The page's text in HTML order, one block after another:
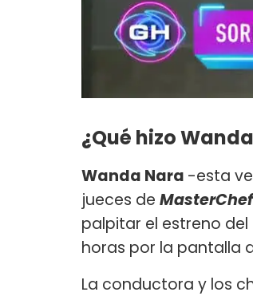
¿Qué hizo
Wanda Nara -esta
jueces de
palpitar el estreno del
horas por la pantalla
La conductora y los